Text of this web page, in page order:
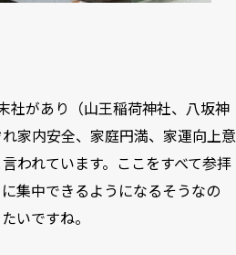
社があり（山王稲荷神社、八坂神
家内安全、家庭円満、家運向上意
われています。ここをすべて参拝
集中できるようになるそうなの
いですね。